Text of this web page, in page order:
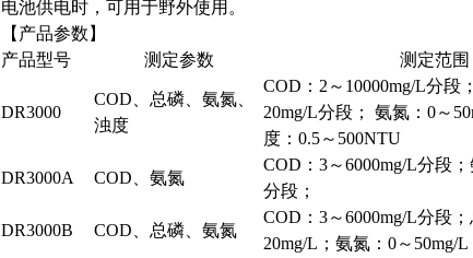
电池供电时，可用于野外使用。
【产品参数】
产品型号
测定参数 测定范围
DR3000
COD、总磷、氨氮、
浊度
COD：2～10000mg/L分段
20mg/L分段； 氨氮：0～
度：0.5～500NTU
DR3000A COD、氨氮
COD：3～6000mg/L分段
分段；
DR3000B COD、总磷、氨氮
COD：3～6000mg/L分段
20mg/L；氨氮：0～50mg/L